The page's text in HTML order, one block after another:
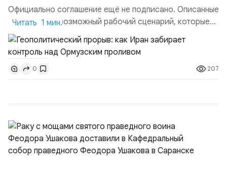
Официально соглашение ещё не подписано. Описанные
пункты — это возможный рабочий сценарий, которые
скорее всего будут реализованы.Разбираем ключевые
тезисы и последствия этого соглашения:. 1. Новые
доли контроля (75 на 25). Было: Ранее Иран и Оман
контролировали пролив на паритетных началах —
50/50. Стало: Новое соглашение закрепляет за
Читать 1 мин.
0 207